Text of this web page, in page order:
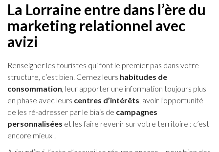
La Lorraine entre dans l’ère du
marketing relationnel avec
avizi
Renseigner les touristes qui font le premier pas dans votre
structure, c’est bien. Cernez leurs habitudes de
consommation, leur apporter une information toujours plus
en phase avec leurs centres d’intérêts, avoir l’opportunité
de les ré-adresser par le biais de campagnes
personnalisées et les faire revenir sur votre territoire : c’est
encore mieux !